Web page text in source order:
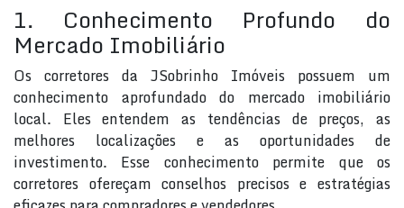
1. Conhecimento Profundo do
Mercado Imobiliário
Os corretores da JSobrinho Imóveis possuem um
conhecimento aprofundado do mercado imobiliário
local. Eles entendem as tendências de preços, as
melhores localizações e as oportunidades de
investimento. Esse conhecimento permite que os
corretores ofereçam conselhos precisos e estratégias